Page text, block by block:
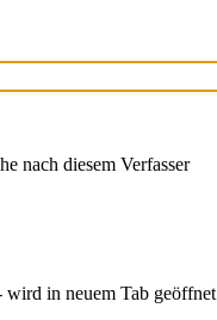
nach diesem Verfasser
in neuem Tab geöffnet